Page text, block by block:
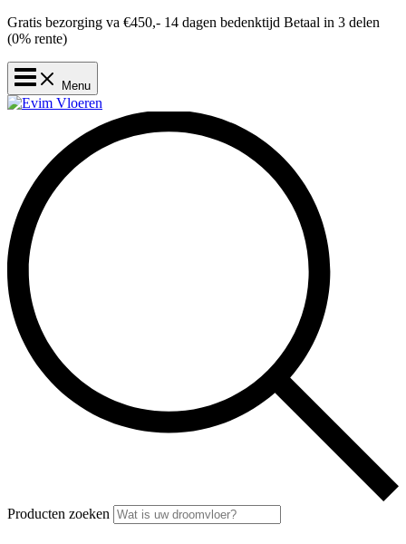
Gratis bezorging va €450,- 14 dagen bedenktijd Betaal in 3 delen
(0% rente)
Menu
Producten zoeken